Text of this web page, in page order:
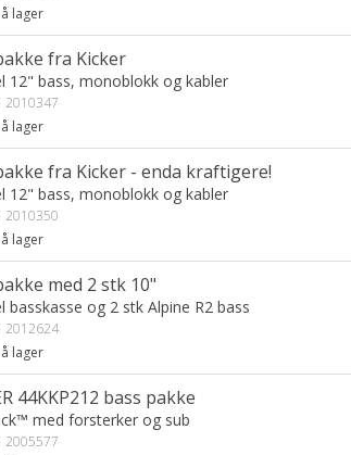
lager
fra Kicker
12" bass, monoblokk og kabler
2010347
lager
fra Kicker - enda kraftigere!
12" bass, monoblokk og kabler
2010350
lager
med 2 stk 10"
basskasse og 2 stk Alpine R2 bass
2012624
lager
44KKP212 bass pakke
med forsterker og sub
2005577